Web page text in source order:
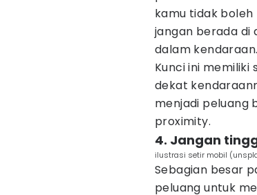
kamu tidak boleh
jangan berada di
dalam kendaraan.
Kunci ini memiliki
dekat
menjadi peluang
proximity.
4. Jangan
ilustrasi setir mobil
Sebagian besar
peluang untuk